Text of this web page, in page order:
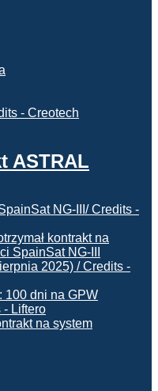
ASTRAL
kontrakt na
SpainSat NG-III
100 dni na GPW
na system